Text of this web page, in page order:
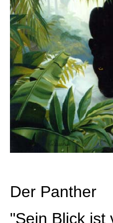
Der Panther
"Sein Blick ist